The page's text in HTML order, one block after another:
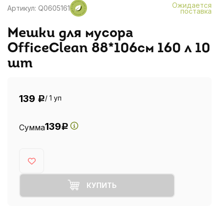
Артикул: Q0605161 Ожидается
поставка
Мешки для мусора
OfficeClean 88*106см 160 л 10
шт
139 Р/ 1 уп
Сумма139Р
КУПИТЬ